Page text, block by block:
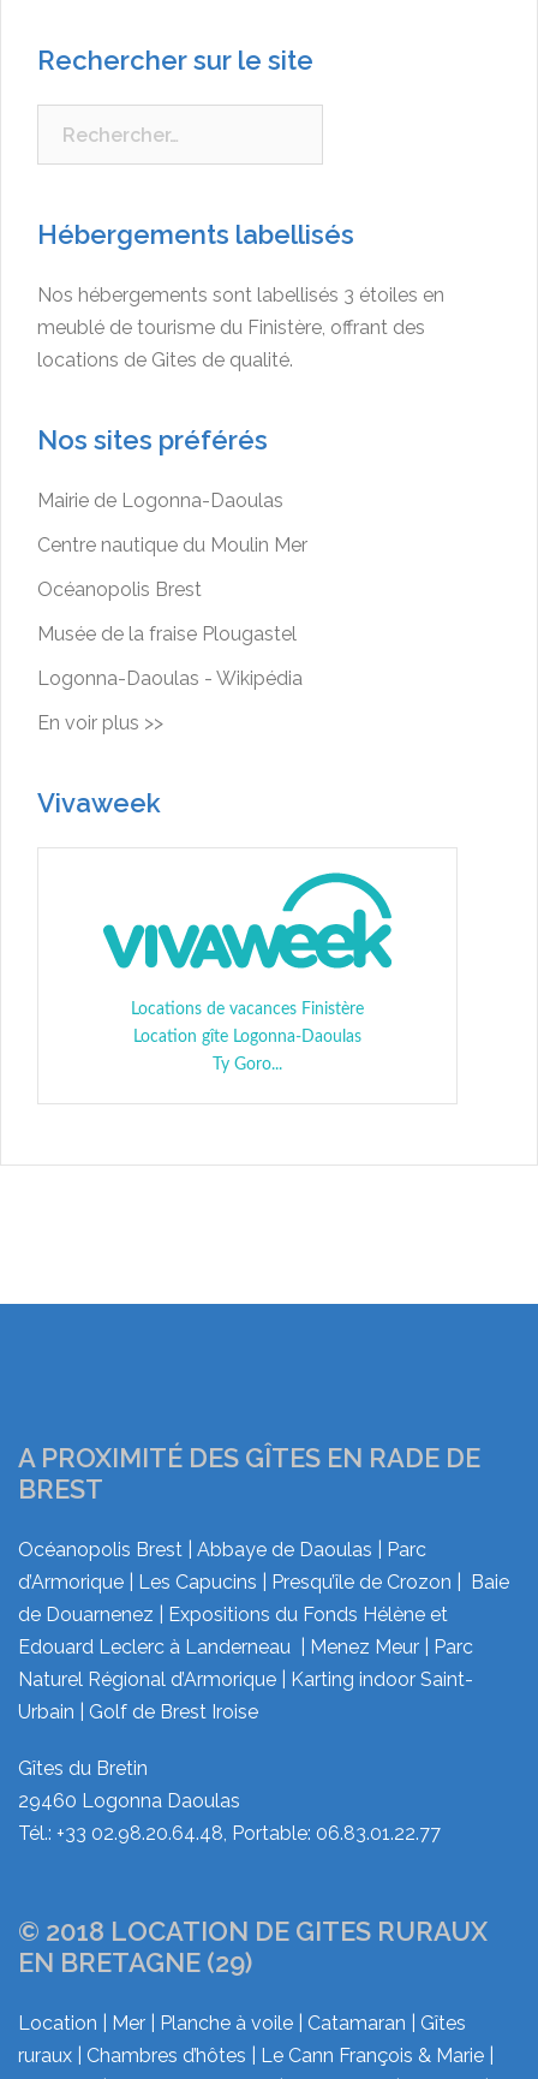
Rechercher sur le site
Hébergements labellisés
Nos hébergements sont labellisés 3 étoiles en
meublé de tourisme du Finistère, offrant des
locations de Gites de qualité.
Nos sites préférés
Mairie de Logonna-Daoulas
Centre nautique du Moulin Mer
Océanopolis Brest
Musée de la fraise Plougastel
Logonna-Daoulas - Wikipédia
En voir plus >>
Vivaweek
Locations de vacances Finistère
Location gîte Logonna-Daoulas
Ty Goro...
A PROXIMITÉ DES GÎTES EN RADE DE
BREST
Océanopolis Brest | Abbaye de Daoulas | Parc
d’Armorique | Les Capucins | Presqu’île de Crozon | Baie
de Douarnenez | Expositions du Fonds Hélène et
Edouard Leclerc à Landerneau | Menez Meur | Parc
Naturel Régional d’Armorique | Karting indoor Saint-
Urbain | Golf de Brest Iroise
Gîtes du Bretin
29460 Logonna Daoulas
Tél.: +33 02.98.20.64.48, Portable: 06.83.01.22.77
© 2018 LOCATION DE GITES RURAUX
EN BRETAGNE (29)
Location | Mer | Planche à voile | Catamaran | Gîtes
ruraux | Chambres d’hôtes | Le Cann François & Marie |